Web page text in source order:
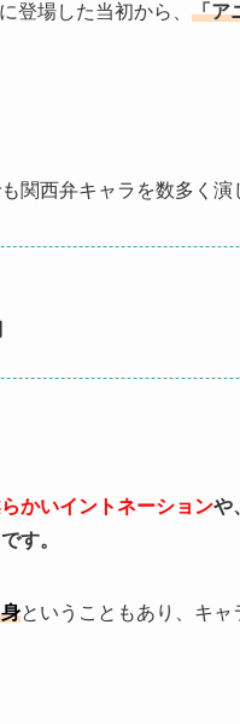
登場した当初から、 「ア
関西弁キャラを数多く演
かいイントネーションや
す。
ということもあり、キ